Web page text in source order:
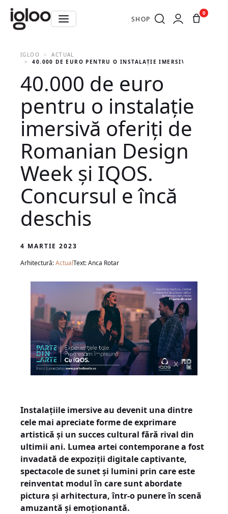
SHOP
0
IGLOO
ACTUAL
40.000 DE EURO PENTRU O INSTALAȚIE IMERSIVĂ OFERIȚI
40.000 de euro
pentru o instalație
imersivă oferiți de
Romanian Design
Week și IQOS.
Concursul e încă
deschis
4 MARTIE 2023
Arhitectură:ActualText: Anca Rotar
Instalațiile imersive au devenit una dintre
cele mai apreciate forme de exprimare
artistică și un succes cultural fără rival din
ultimii ani. Lumea artei contemporane a fost
invadată de expoziții digitale captivante,
spectacole de sunet și lumini prin care este
reinventat modul în care sunt abordate
pictura și arhitectura, într-o punere în scenă
amuzantă și emoționantă.